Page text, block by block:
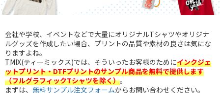
会社や学校、イベントなどで大量にオリジナルTシャツやオリジナ
ルグッズを作成したい場合、プリントの品質や素材の良さは気にな
りますよね。
TMIX(ティーミックス)では、そういったお客様のためにインクジェ
ットプリント・DTFプリントのサンプル商品を無料で提供します
（フルグラフィックTシャツを除く）。
まずは、 無料サンプル注文フォームからお問い合わせください。